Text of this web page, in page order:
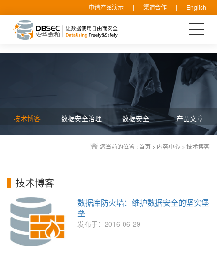
申请产品演示 | 渠道合作 | English
您当前的位置 :首页 > 内容中心 > 技术博客
技术博客 数据安全治理 数据安全 产品文章
技术博客
数据库防火墙：维护数据安全的坚实堡
垒
发布于：2016-06-29